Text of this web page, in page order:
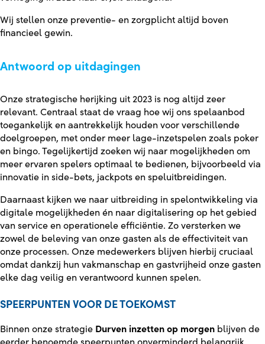
Wij stellen onze preventie- en zorgplicht altijd boven
financieel gewin.
Antwoord op uitdagingen
Onze strategische herijking uit 2023 is nog altijd zeer
relevant. Centraal staat de vraag hoe wij ons spelaanbod
toegankelijk en aantrekkelijk houden voor verschillende
doelgroepen, met onder meer lage-inzetspelen zoals poker
en bingo. Tegelijkertijd zoeken wij naar mogelijkheden om
meer ervaren spelers optimaal te bedienen, bijvoorbeeld via
innovatie in side-bets, jackpots en speluitbreidingen.
Daarnaast kijken we naar uitbreiding in spelontwikkeling via
digitale mogelijkheden én naar digitalisering op het gebied
van service en operationele efficiëntie. Zo versterken we
zowel de beleving van onze gasten als de effectiviteit van
onze processen. Onze medewerkers blijven hierbij cruciaal
omdat dankzij hun vakmanschap en gastvrijheid onze gasten
elke dag veilig en verantwoord kunnen spelen.
SPEERPUNTEN VOOR DE TOEKOMST
Binnen onze strategie Durven inzetten op morgen blijven de